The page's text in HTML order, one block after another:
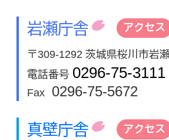
岩瀬庁舎 アクセス
〒309-1292 茨城県桜川市岩
電話番号 0296-75-3111
Fax
0296-75-5672
真壁庁舎 アクセス